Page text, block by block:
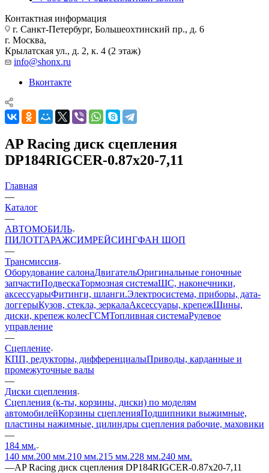
Контактная информация
г. Санкт-Петербург, Большеохтинский пр., д. 6
г. Москва,
Крылатская ул., д. 2, к. 4 (2 этаж)
info@shonx.ru
Вконтакте
AP Racing диск сцепления
DP184RIGCER-0.87x20-7,11
Главная
—
Каталог
—
АВТОМОБИЛЬ
ПИЛОТГАРАЖСИМРЕЙСИНГФАН ШОП
—
Трансмиссия
Оборудование салонаДвигательОригинальные гоночные
запчастиПодвескаТормозная системаШС, наконечники,
аксессуарыФитинги, шланги.Электросистема, приборы, дата-
логгерыКузов, стекла, зеркалаАксессуары, крепежШины,
диски, крепеж колесГСМТопливная системаРулевое
управление
—
Сцепление
КПП, редукторы, дифференциалыПриводы, карданные и
промежуточные валы
—
Диски сцепления
Сцепления (к-ты, корзины, диски) по моделям
автомобилейКорзины сцепленияПодшипники выжимные,
пластины нажимные, цилиндры сцепления рабочие, маховики
—
184 мм.
140 мм.200 мм.210 мм.215 мм.228 мм.240 мм.
—AP Racing диск сцепления DP184RIGCER-0.87x20-7,11